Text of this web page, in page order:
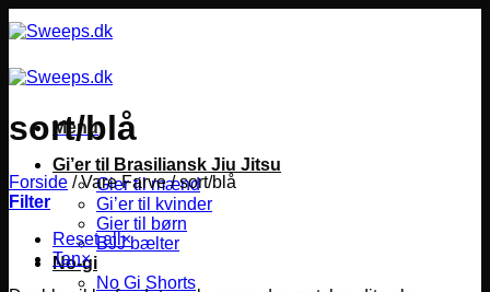
til
Menu
Gi’er til Brasiliansk Jiu Jitsu
Gier til mænd
Gi’er til kvinder
Gier til børn
BJJ bælter
No-gi
No Gi Shorts
sort/blå
Forside /Vare Farve/sort/blå
Filter
Reset all×
Tan×